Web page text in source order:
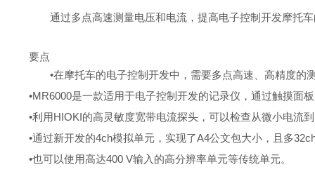
通过多点高速测量电压和电流，提高电子控制开发摩托
要点
•在摩托车的电子控制开发中，需要多点高速、高精度
•MR6000是一款适用于电子控制开发的记录仪，通过触摸面
•利用HIOKI的高灵敏度宽带电流探头，可以检查从微小电流
•通过新开发的4ch模拟单元，实现了A4公文包大小，且多
•也可以使用高达400 V输入的高分辨率单元等传统单元。